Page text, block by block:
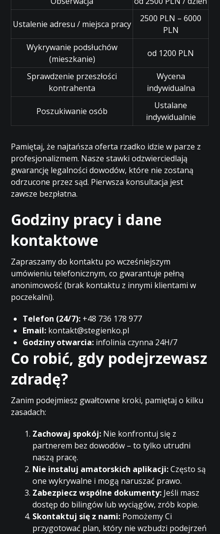
Ustalenie adresu / miejsca pracy
2500 PLN – 6000
PLN
Wykrywanie podsłuchów
(mieszkanie)
od 1200 PLN
Sprawdzenie przeszłości
kontrahenta
Wycena
indywidualna
Poszukiwanie osób
Ustalane
indywidualnie
Pamiętaj, że najtańsza oferta rzadko idzie w parze z
profesjonalizmem. Nasze stawki odzwierciedlają
gwarancję legalności dowodów, które nie zostaną
odrzucone przez sąd. Pierwsza konsultacja jest
zawsze bezpłatna.
Godziny pracy i dane
kontaktowe
Zapraszamy do kontaktu po wcześniejszym
umówieniu telefonicznym, co gwarantuje pełną
anonimowość (brak kontaktu z innymi klientami w
poczekalni).
Telefon (24/7): +48 736 178 977
Email: kontakt@stegienko.pl
Godziny otwarcia: infolinia czynna 24H/7
Co robić, gdy podejrzewasz
zdradę?
Zanim podejmiesz gwałtowne kroki, pamiętaj o kilku
zasadach:
Zachowaj spokój: Nie konfrontuj się z
partnerem bez dowodów – to tylko utrudni
naszą pracę.
Nie instaluj amatorskich aplikacji:Często są
one wykrywalne i mogą naruszać prawo.
Zabezpiecz wspólne dokumenty: Jeśli masz
dostęp do bilingów lub wyciągów, zrób kopie.
Skontaktuj się z nami: Pomożemy Ci
przygotować plan, który nie wzbudzi podejrzeń